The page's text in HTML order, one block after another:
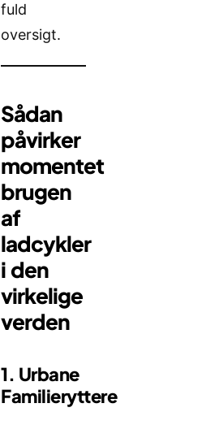
fuld
oversigt.
Sådan
påvirker
momentet
brugen
af
ladcykler
i den
virkelige
verden
1. Urbane
Familieryttere